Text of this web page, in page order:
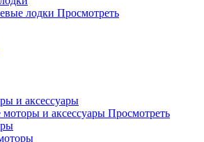
лодки Просмотреть
и аксессуары
и аксессуары Просмотреть